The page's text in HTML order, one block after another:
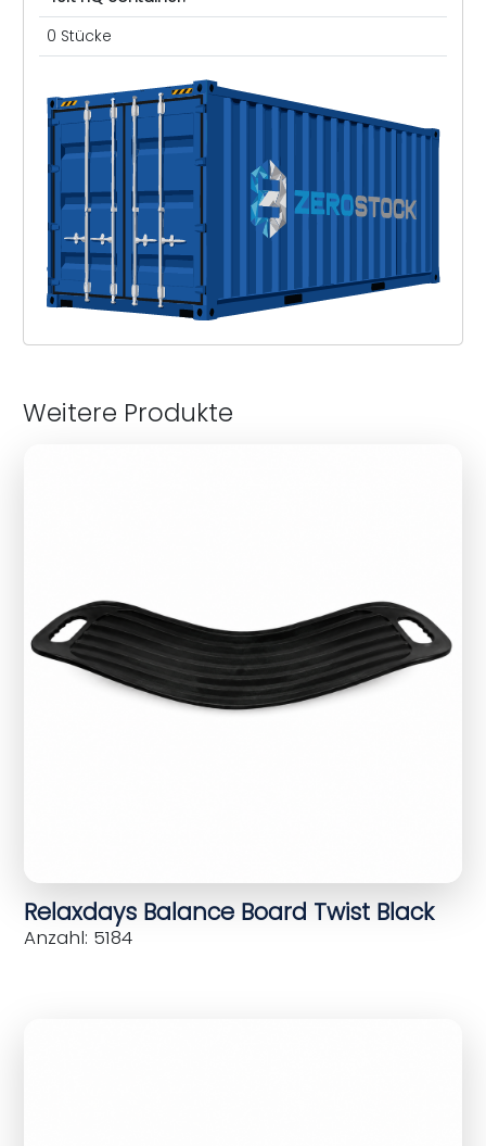
0 Stücke
Weitere Produkte
Relaxdays Balance Board Twist Black
Anzahl: 5184